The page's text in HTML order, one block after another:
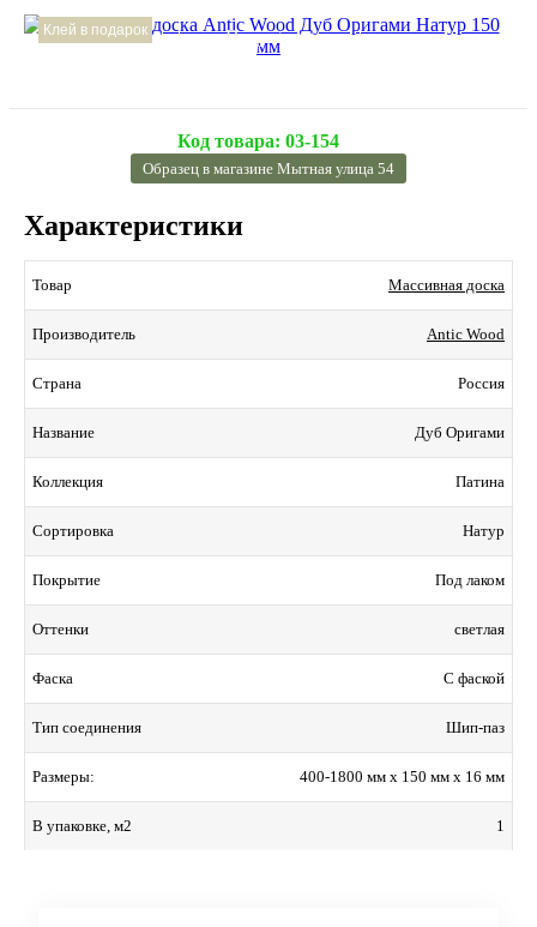
Клей в подарок Подробнее
Код товара: 03-154
Образец в магазине Мытная улица 54
Характеристики
Товар Массивная доска
Производитель Antic Wood
Страна Россия
Название Дуб Оригами
Коллекция Патина
Сортировка Натур
Покрытие Под лаком
Оттенки светлая
Фаска С фаской
Тип соединения Шип-паз
Размеры: 400-1800 мм x 150 мм x 16 мм
В упаковке, м2 1